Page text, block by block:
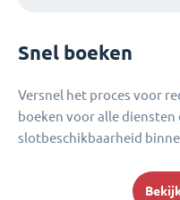
Snel boeken
Versnel het proces voor
boeken voor alle
slotbeschikbaarheid